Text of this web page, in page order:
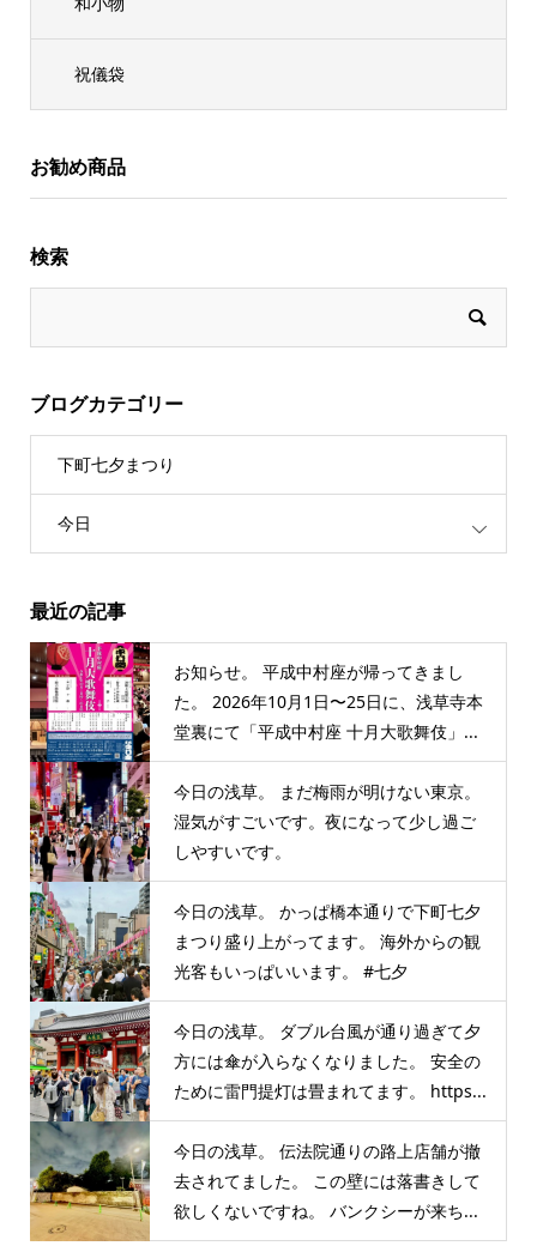
祝儀袋
お勧め商品
検索
ブログカテゴリー
下町七夕まつり
今日
最近の記事
お知らせ。 平成中村座が帰ってきまし
た。 2026年10月1日〜25日に、浅草寺本
堂裏にて「平成中村座 十月大歌舞伎」...
今日の浅草。 まだ梅雨が明けない東京。
湿気がすごいです。夜になって少し過ご
しやすいです。
今日の浅草。 かっぱ橋本通りで下町七夕
まつり盛り上がってます。 海外からの観
光客もいっぱいいます。 #七夕
今日の浅草。 ダブル台風が通り過ぎて夕
方には傘が入らなくなりました。 安全の
ために雷門提灯は畳まれてます。 https...
今日の浅草。 伝法院通りの路上店舗が撤
去されてました。 この壁には落書きして
欲しくないですね。 バンクシーが来ち...